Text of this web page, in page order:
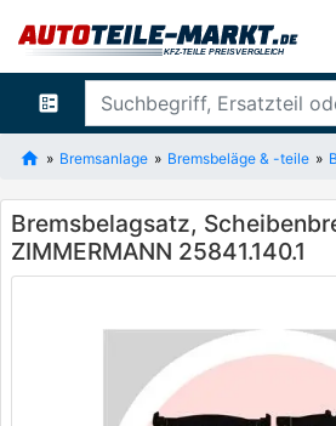
ballot
Bremsanlage Bremsbeläge & -teile
Bremsbelagsatz,
ZIMMERMANN 25841.140.1